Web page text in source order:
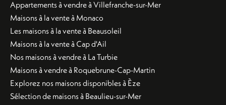
Appartements à vendre à Villefranche-sur-Mer
Maisons à la vente à Monaco
Les maisons à la vente à Beausoleil
Maisons à la vente à Cap d'Ail
Nos maisons à vendre à La Turbie
Maisons à vendre à Roquebrune-Cap-Martin
Explorez nos maisons disponibles à Èze
Sélection de maisons à Beaulieu-sur-Mer